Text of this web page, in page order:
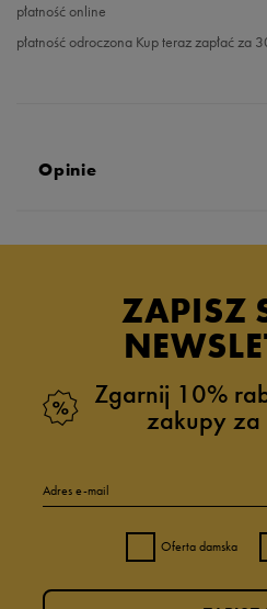
płatność online
płatność odroczona Kup teraz zapłać za
Opinie
zebranych i
4
ZAPISZ
Zgarnij 10%
zakupy za
Adres e-mail
Oferta damska